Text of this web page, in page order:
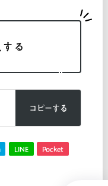
る
コピーする
LINE Pocket